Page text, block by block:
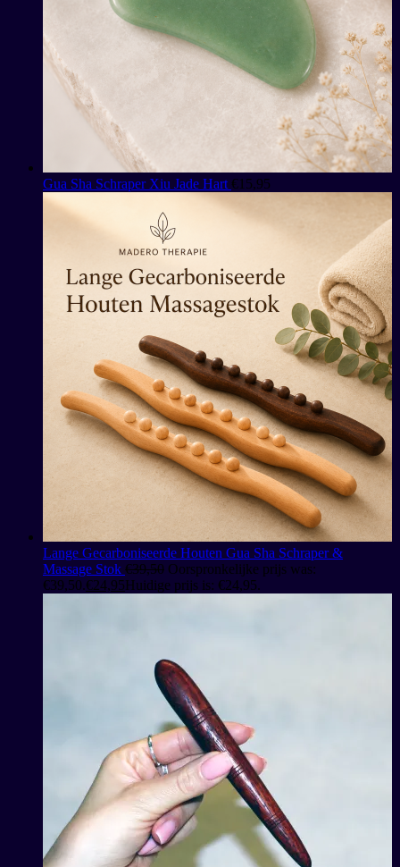
Gua Sha Schraper Xiu Jade Hart €15,95
Lange Gecarboniseerde Houten Gua Sha Schraper &
Massage Stok €39,50 Oorspronkelijke prijs was:
€39,50.€24,95Huidige prijs is: €24,95.